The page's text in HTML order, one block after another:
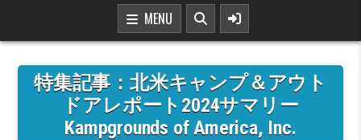
MENU
特集記事：北米キャンプ＆アウト
ドアレポート2024サマリー
Kampgrounds of America, Inc.